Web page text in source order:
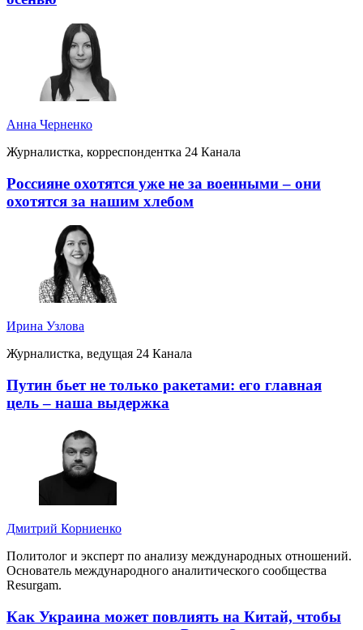
Анна Черненко
Журналистка, корреспондентка 24 Канала
Россияне охотятся уже не за военными – они
охотятся за нашим хлебом
Ирина Узлова
Журналистка, ведущая 24 Канала
Путин бьет не только ракетами: его главная
цель – наша выдержка
Дмитрий Корниенко
Политолог и эксперт по анализу международных отношений.
Основатель международного аналитического сообщества
Resurgam.
Как Украина может повлиять на Китай, чтобы